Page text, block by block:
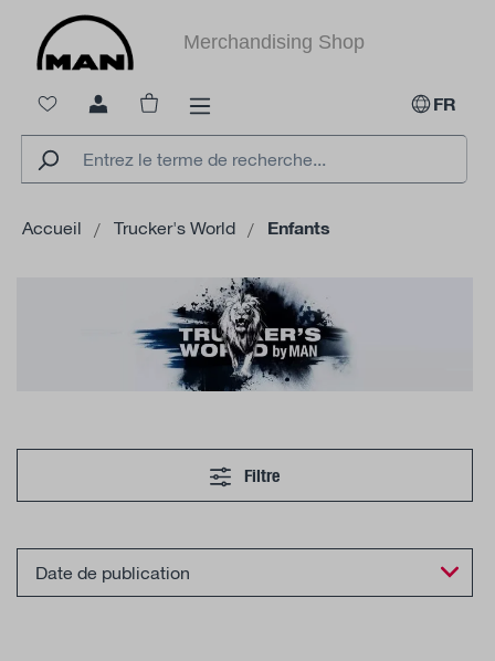
principal
Merchandising Shop
FR
Le panier contient 0 articles. La valeur
Accueil Trucker's World Enfants
Filtre